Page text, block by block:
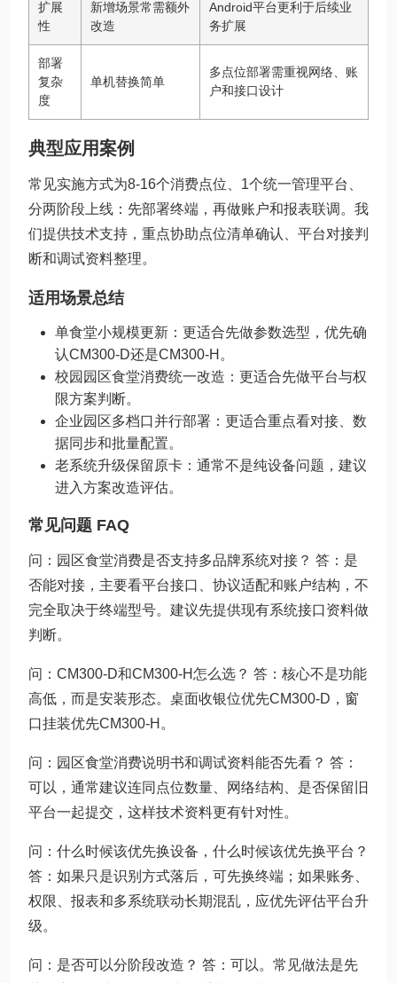
扩展
性
新增场景常需额外
改造
Android平台更利于后续业
务扩展
部署
复杂
度
单机替换简单
多点位部署需重视网络、账
户和接口设计
典型应用案例
常见实施方式为8-16个消费点位、1个统一管理平台、
分两阶段上线：先部署终端，再做账户和报表联调。我
们提供技术支持，重点协助点位清单确认、平台对接判
断和调试资料整理。
适用场景总结
单食堂小规模更新：更适合先做参数选型，优先确
认CM300-D还是CM300-H。
校园园区食堂消费统一改造：更适合先做平台与权
限方案判断。
企业园区多档口并行部署：更适合重点看对接、数
据同步和批量配置。
老系统升级保留原卡：通常不是纯设备问题，建议
进入方案改造评估。
常见问题 FAQ
问：园区食堂消费是否支持多品牌系统对接？ 答：是
否能对接，主要看平台接口、协议适配和账户结构，不
完全取决于终端型号。建议先提供现有系统接口资料做
判断。
问：CM300-D和CM300-H怎么选？ 答：核心不是功能
高低，而是安装形态。桌面收银位优先CM300-D，窗
口挂装优先CM300-H。
问：园区食堂消费说明书和调试资料能否先看？ 答：
可以，通常建议连同点位数量、网络结构、是否保留旧
平台一起提交，这样技术资料更有针对性。
问：什么时候该优先换设备，什么时候该优先换平台？
答：如果只是识别方式落后，可先换终端；如果账务、
权限、报表和多系统联动长期混乱，应优先评估平台升
级。
问：是否可以分阶段改造？ 答：可以。常见做法是先